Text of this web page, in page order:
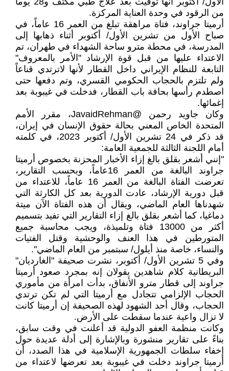
من الرقود في وحدة العناية المركزة.
أرميتا جراوند، فتاة مراهقة تبلغ من العمر 16 عاماً، في
صباح الأول من تشرين الأول/ أكتوبر أثناء ذهابها إلى
المدرسة، في محطة مترو ساحة الشهداء في طهران، تم
الاعتداء عليها من قبل قوة الإرشاد "الأمر بالمعروف"
التابعة للنظام الإيراني داخل القطار لأنها لاترتدي قناعاً
ولم تلتزم بالحجاب الحكومي القسري، وتم دفعها حتى
اصطدم رأسها بحافة باب القطار، فدخلت في غيبوبة بعد
إغمائها.
وكان جاويد رحمن @JavaidRehman، مقرر الأمم
المتحدة الخاص المعني بحالة حقوق الإنسان في إيران،
قد ذكر في 24 تشرين الأول/ أكتوبر 2023، في كلمته
أمام اللجنة الثالثة للجمعية العامة:
"إنني أشعر بقلق بالغ إزاء الأخبار المحزنة بخصوص أرميتا
جراوند البالغة من العمر 16عاماً، وبحسب التقارير،
تعرضت الفتاة البالغة من العمر 16 عاماً، للاعتداء من
قبل دورية الإرشاد، عادت الدورية بعد كل الكارثة التي
شهدناها العام الماضي، ويقال أن هذه الفتاة الآن ميتة
دماغيا، كما أشعر بقلق بالغ إزاء التقارير التي تفيد بتسميم
أكثر من 13000 فتاة وتلميذة، ويجب محاسبة جميع
المتورطين في هذا العنف والوحشية وقتل الفتيات
والنساء، خاصة منذ أيلول/ سبتمبر من العام الماضي".
وفي 5 تشرين الأول/ أكتوبر، نشرت صحيفة "الغارديان"
البريطانية كلام شاهدين يقولان إنه بمجرد صعود أرميتا
جراوند إلى قطار مترو الأنفاق، بدأت امرأة من مأموري
الحجاب الإلزامي تتجادل مع أرميتا التي لم تكن ترتدي
الحجاب، وقال أحد الشهود لهذه الصحيفة إن أرميتا كانت
لا تزال واعية عندما سقطت على الأرض.
وكانت منظمة العفو الدولية قد أعلنت في وقت سابق،
بناءً على تقارير منشورة وبالإشارة إلى أدلة عديدة حول
إخفاء سلطات الجمهورية الإسلامية في هذا الصدد، أن
أرميتا جراوند دخلت في غيبوبة بعد تعرضها لاعتداء من